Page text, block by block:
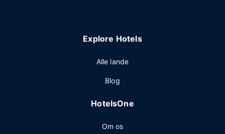
Explore Hotels
Alle lande
Blog
HotelsOne
Om os